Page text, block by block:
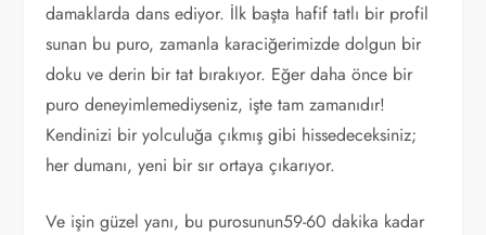
damaklarda dans ediyor. İlk başta hafif tatlı bir profil
sunan bu puro, zamanla karaciğerimizde dolgun bir
doku ve derin bir tat bırakıyor. Eğer daha önce bir
puro deneyimlemediyseniz, işte tam zamanıdır!
Kendinizi bir yolculuğa çıkmış gibi hissedeceksiniz;
her dumanı, yeni bir sır ortaya çıkarıyor.
Ve işin güzel yanı, bu purosunun59-60 dakika kadar